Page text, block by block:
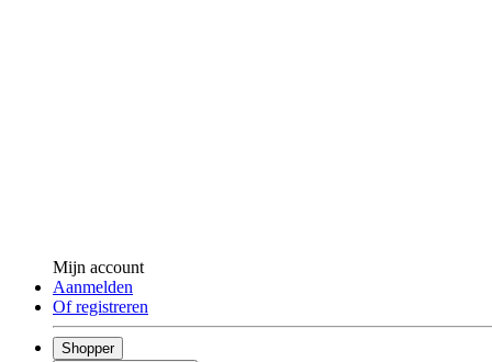
Mijn account
Aanmelden
Of registreren
Shopper